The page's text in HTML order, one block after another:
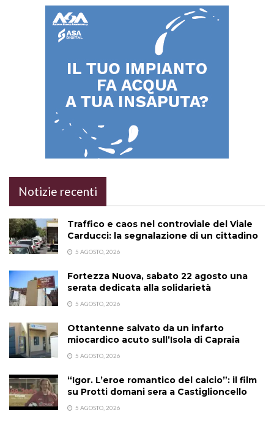
Notizie recenti
Traffico e caos nel controviale del Viale
Carducci: la segnalazione di un cittadino
5 AGOSTO, 2026
Fortezza Nuova, sabato 22 agosto una
serata dedicata alla solidarietà
5 AGOSTO, 2026
Ottantenne salvato da un infarto
miocardico acuto sull’Isola di Capraia
5 AGOSTO, 2026
“Igor. L’eroe romantico del calcio”: il film
su Protti domani sera a Castiglioncello
5 AGOSTO, 2026